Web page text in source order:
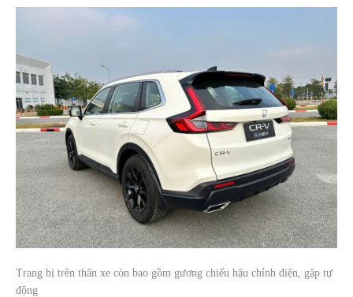
Trang bị trên thân xe còn bao gồm gương chiếu hậu chỉnh điện, gập tự
động